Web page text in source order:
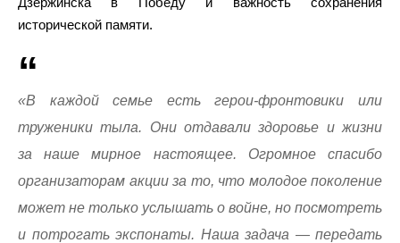
исторической памяти.
«В каждой семье есть герои-фронтовики или
труженики тыла. Они отдавали здоровье и жизни
за наше мирное настоящее. Огромное спасибо
организаторам акции за то, что молодое поколение
может не только услышать о войне, но посмотреть
и потрогать экспонаты. Наша задача — передать